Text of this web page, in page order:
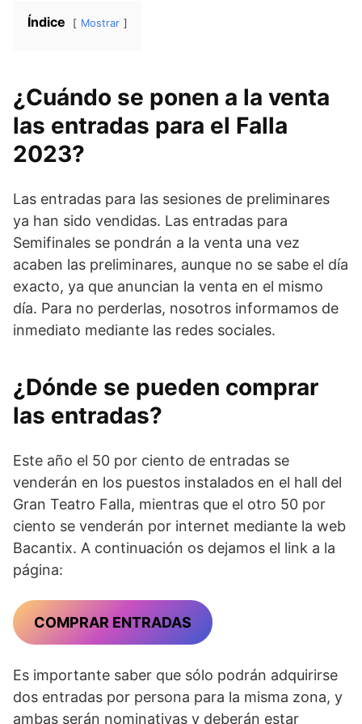
Índice Mostrar
¿Cuándo se ponen a la venta
las entradas para el Falla
2023?
Las entradas para las sesiones de preliminares
ya han sido vendidas. Las entradas para
Semifinales se pondrán a la venta una vez
acaben las preliminares, aunque no se sabe el día
exacto, ya que anuncian la venta en el mismo
día. Para no perderlas, nosotros informamos de
inmediato mediante las redes sociales.
¿Dónde se pueden comprar
las entradas?
Este año el 50 por ciento de entradas se
venderán en los puestos instalados en el hall del
Gran Teatro Falla, mientras que el otro 50 por
ciento se venderán por internet mediante la web
Bacantix. A continuación os dejamos el link a la
página:
COMPRAR ENTRADAS
Es importante saber que sólo podrán adquirirse
dos entradas por persona para la misma zona, y
ambas serán nominativas y deberán estar